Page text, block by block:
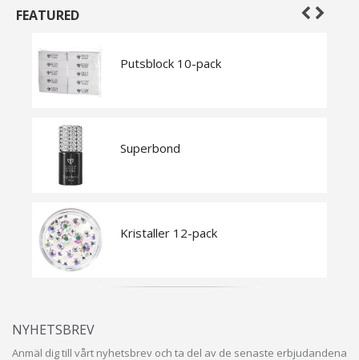
FEATURED
Putsblock 10-pack
Superbond
Kristaller 12-pack
NYHETSBREV
Anmäl dig till vårt nyhetsbrev och ta del av de senaste erbjudandena